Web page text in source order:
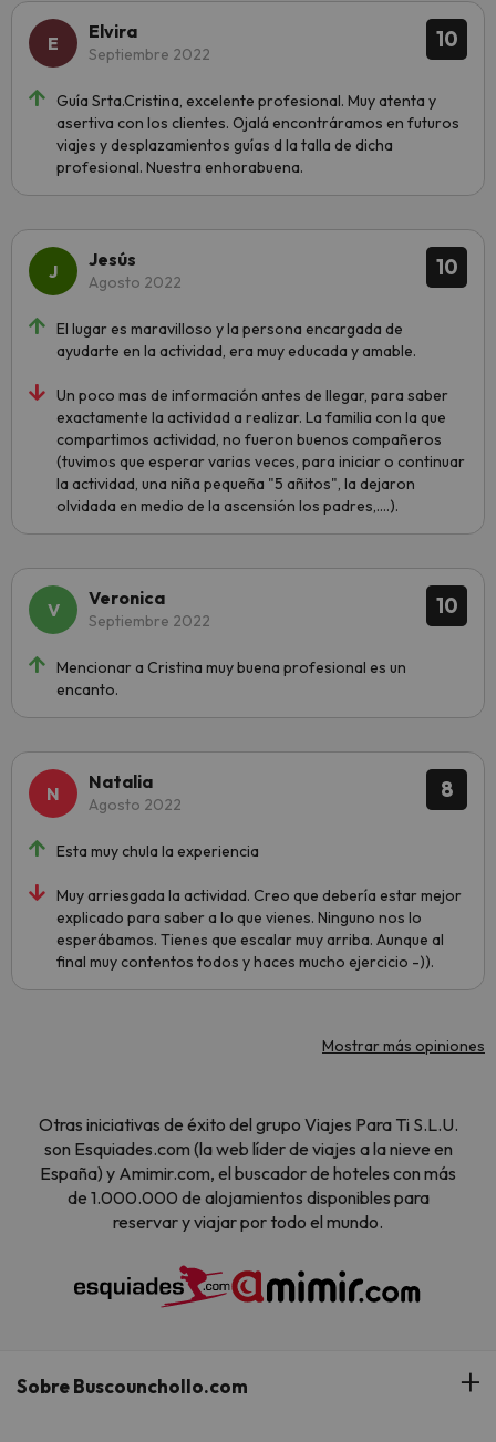
10
Elvira
Septiembre 2022
Guía Srta.Cristina, excelente profesional. Muy atenta y
asertiva con los clientes. Ojalá encontráramos en futuros
viajes y desplazamientos guías d la talla de dicha
profesional. Nuestra enhorabuena.
10
Jesús
Agosto 2022
El lugar es maravilloso y la persona encargada de
ayudarte en la actividad, era muy educada y amable.
Un poco mas de información antes de llegar, para saber
exactamente la actividad a realizar. La familia con la que
compartimos actividad, no fueron buenos compañeros
(tuvimos que esperar varias veces, para iniciar o continuar
la actividad, una niña pequeña "5 añitos", la dejaron
olvidada en medio de la ascensión los padres,....).
10
Veronica
Septiembre 2022
Mencionar a Cristina muy buena profesional es un
encanto.
8
Natalia
Agosto 2022
Esta muy chula la experiencia
Muy arriesgada la actividad. Creo que debería estar mejor
explicado para saber a lo que vienes. Ninguno nos lo
esperábamos. Tienes que escalar muy arriba. Aunque al
final muy contentos todos y haces mucho ejercicio -)).
Mostrar más opiniones
Otras iniciativas de éxito del grupo Viajes Para Ti S.L.U.
son Esquiades.com (la web líder de viajes a la nieve en
España) y Amimir.com, el buscador de hoteles con más
de 1.000.000 de alojamientos disponibles para
reservar y viajar por todo el mundo.
Sobre Buscounchollo.com